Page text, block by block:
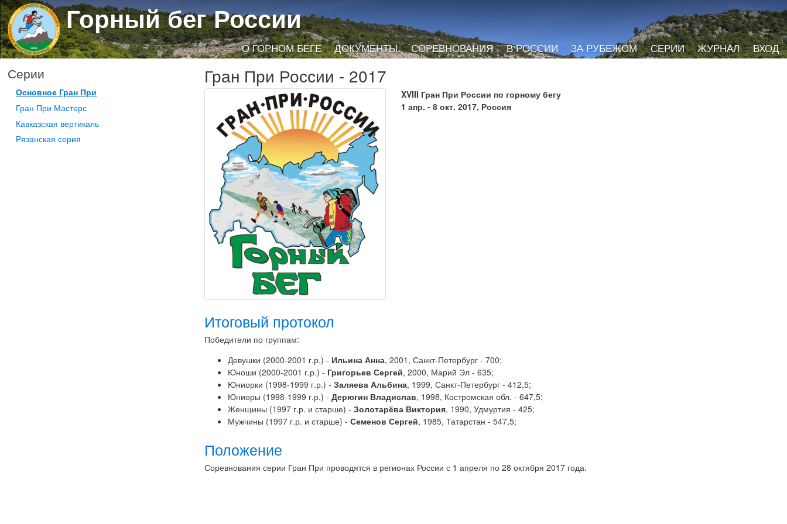
Горный бег России
О ГОРНОМ БЕГЕ ДОКУМЕНТЫ СОРЕВНОВАНИЯ В РОССИИ ЗА РУБЕЖОМ СЕРИИ ЖУРНАЛ ВХОД
Серии
Основное Гран При
Гран При Мастерс
Кавказская вертикаль
Рязанская серия
Гран При России - 2017
XVIII Гран При России по горному бегу
1 апр. - 8 окт. 2017, Россия
Итоговый протокол
Победители по группам:
Девушки (2000-2001 г.р.) - Ильина Анна, 2001, Санкт-Петербург - 700;
Юноши (2000-2001 г.р.) - Григорьев Сергей, 2000, Марий Эл - 635;
Юниорки (1998-1999 г.р.) -Заляева Альбина, 1999, Санкт-Петербург - 412,5;
Юниоры (1998-1999 г.р.) -Дерюгин Владислав, 1998, Костромская обл. - 647,5;
Женщины (1997 г.р. и старше) -Золотарёва Виктория, 1990, Удмуртия - 425;
Мужчины (1997 г.р. и старше) -Семенов Сергей, 1985, Татарстан - 547,5;
Положение
Соревнования серии Гран При проводятся в регионах России с 1 апреля по 28 октября 2017 года.